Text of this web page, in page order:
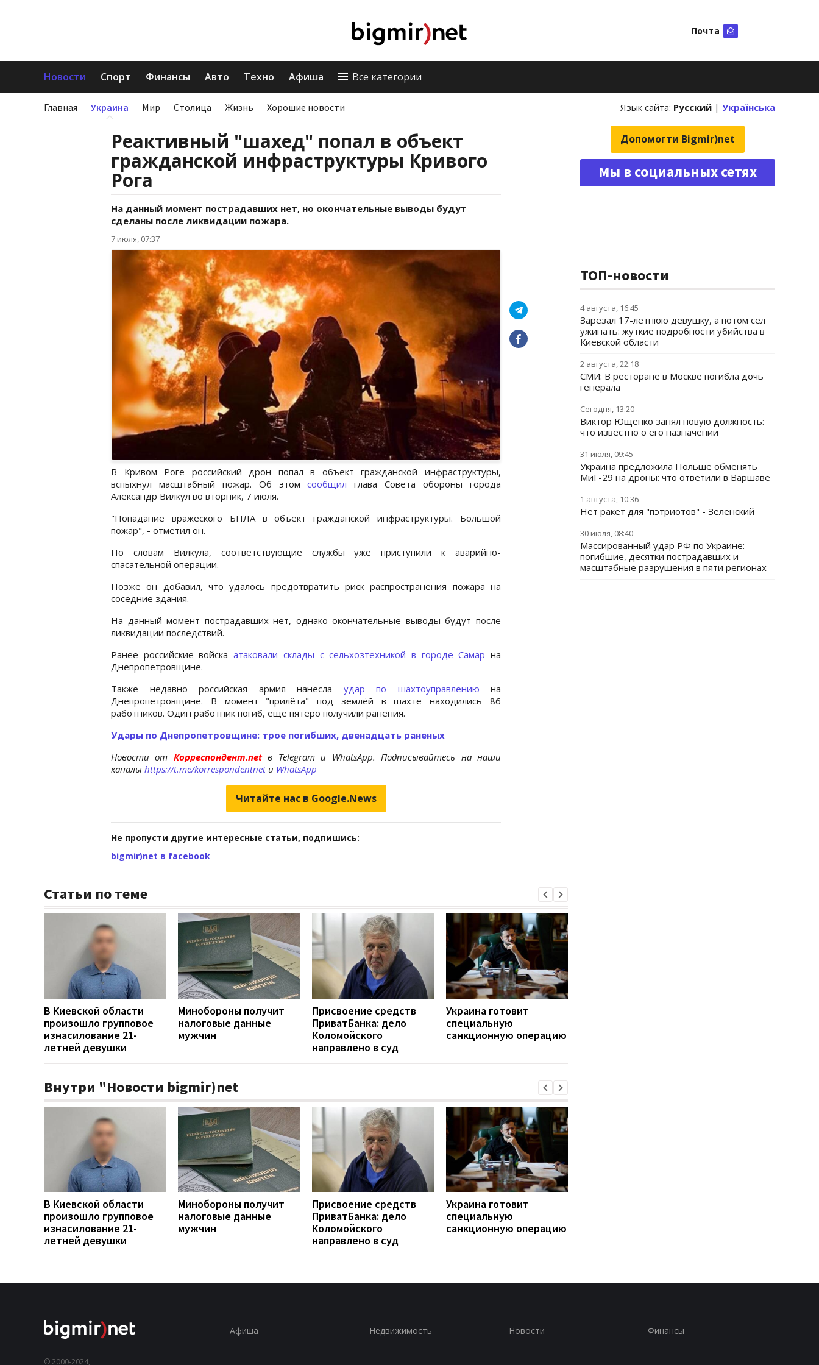
Почта
Новости Спорт Финансы Авто Техно Афиша Все категории
Главная Украина Мир Столица Жизнь Хорошие новости Язык сайта: Русский | Українська
Реактивный "шахед" попал в объект
гражданской инфраструктуры Кривого
Рога
На данный момент пострадавших нет, но окончательные выводы будут
сделаны после ликвидации пожара.
7 июля, 07:37
В Кривом Роге российский дрон попал в объект гражданской инфраструктуры,
вспыхнул масштабный пожар. Об этомсообщилглава Совета обороны города
Александр Вилкул во вторник, 7 июля.
"Попадание вражеского БПЛА в объект гражданской инфраструктуры. Большой
пожар", - отметил он.
По словам Вилкула, соответствующие службы уже приступили к аварийно-
спасательной операции.
Позже он добавил, что удалось предотвратить риск распространения пожара на
соседние здания.
На данный момент пострадавших нет, однако окончательные выводы будут после
ликвидации последствий.
Ранее российские войскаатаковали склады с сельхозтехникой в городе Самар на
Днепропетровщине.
Также недавно российская армия нанесла удар по шахтоуправлению на
Днепропетровщине. В момент "прилёта" под землёй в шахте находились 86
работников. Один работник погиб, ещё пятеро получили ранения.
Удары по Днепропетровщине: трое погибших, двенадцать раненых
Новости от Корреспондент.netв Telegram и WhatsApp. Подписывайтесь на наши
каналы https://t.me/korrespondentnetи WhatsApp
Читайте нас в Google.News
Не пропусти другие интересные статьи, подпишись:
bigmir)net в facebook
Статьи по теме
В Киевской области
произошло групповое
изнасилование 21-
летней девушки
Минобороны получит
налоговые данные
мужчин
Присвоение средств
ПриватБанка: дело
Коломойского
направлено в суд
Украина готовит
специальную
санкционную операцию
Внутри "Новости bigmir)net
В Киевской области
произошло групповое
изнасилование 21-
летней девушки
Минобороны получит
налоговые данные
мужчин
Присвоение средств
ПриватБанка: дело
Коломойского
направлено в суд
Украина готовит
специальную
санкционную операцию
Допомогти Bigmir)net
Мы в социальных сетях
ТОП-новости
4 августа, 16:45
Зарезал 17-летнюю девушку, а потом сел
ужинать: жуткие подробности убийства в
Киевской области
2 августа, 22:18
СМИ: В ресторане в Москве погибла дочь
генерала
Сегодня, 13:20
Виктор Ющенко занял новую должность:
что известно о его назначении
31 июля, 09:45
Украина предложила Польше обменять
МиГ-29 на дроны: что ответили в Варшаве
1 августа, 10:36
Нет ракет для "пэтриотов" - Зеленский
30 июля, 08:40
Массированный удар РФ по Украине:
погибшие, десятки пострадавших и
масштабные разрушения в пяти регионах
© 2000-2024,
Афиша Недвижимость Новости Финансы